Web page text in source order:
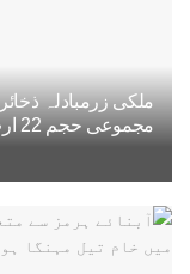
مجموعی حجم 22 ارب 47 کروڑ ڈالر تک پہنچ گیا